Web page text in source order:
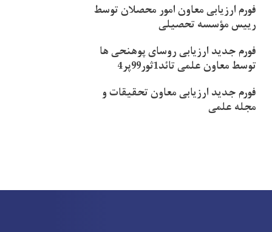
فورم ارزیابی معاون امور محصلان توسط
رییس مؤسسه تحصیلی
فورم جدید ارزیابی روسای پوهنحی ها
توسط معاون علمی تائد1ثور99پر4
فورم جدید ارزیابی معاون تحقیقات و
مجله علمی